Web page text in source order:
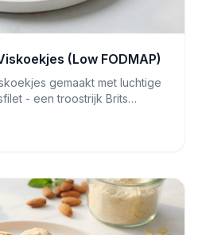
(Low FODMAP)
gemaakt met luchtige
- een troostrijk Brits
diners.